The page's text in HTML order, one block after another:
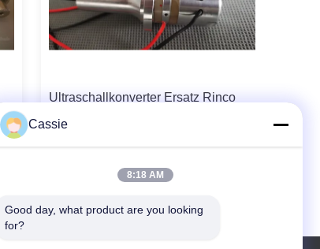
Ultraschallkonverter Ersatz Rinco
35Khz mit niedrigem Widerstand
Kontaktieren Sie uns jetzt
Cassie
8:18 AM
Good day, what product are you looking
for?